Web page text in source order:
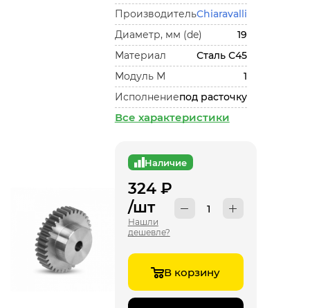
ПроизводительChiaravalli
Диаметр, мм (de)
19
Материал
Сталь С45
Модуль М
1
Исполнениепод расточку
Все характеристики
Наличие
324₽
/шт
Нашли
дешевле?
В корзину